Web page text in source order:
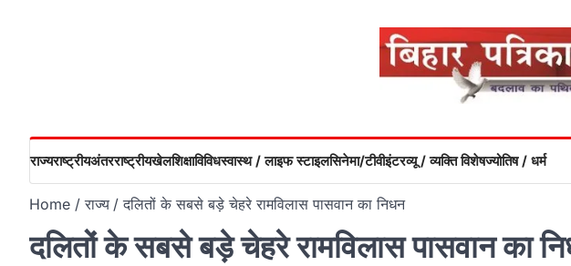
राज्यराष्ट्रीयअंतरराष्ट्रीयखेलशिक्षाविविधस्वास्थ / लाइफ स्टाइलसिनेमा/टीवीइंटरव्यू / व्यक्ति विशेषज्योतिष / धर्म
Home राज्य दलितों के सबसे बड़े चेहरे रामविलास पासवान का निधन
दलितों के सबसे बड़े चेहरे रामविलास पासवान का